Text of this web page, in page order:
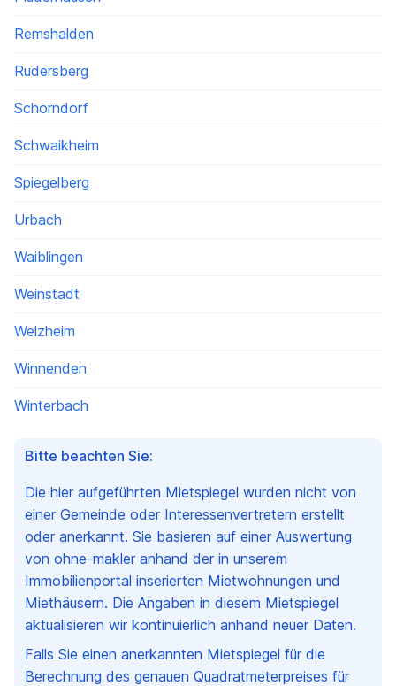
Bitte beachten Sie:
Die hier aufgeführten Mietspiegel wurden nicht von
einer Gemeinde oder Interessenvertretern erstellt
oder anerkannt. Sie basieren auf einer Auswertung
von ohne-makler anhand der in unserem
Immobilienportal inserierten Mietwohnungen und
Miethäusern. Die Angaben in diesem Mietspiegel
aktualisieren wir kontinuierlich anhand neuer Daten.
Falls Sie einen anerkannten Mietspiegel für die
Berechnung des genauen Quadratmeterpreises für
Remshalden
Rudersberg
Schorndorf
Schwaikheim
Spiegelberg
Urbach
Waiblingen
Weinstadt
Welzheim
Winnenden
Winterbach